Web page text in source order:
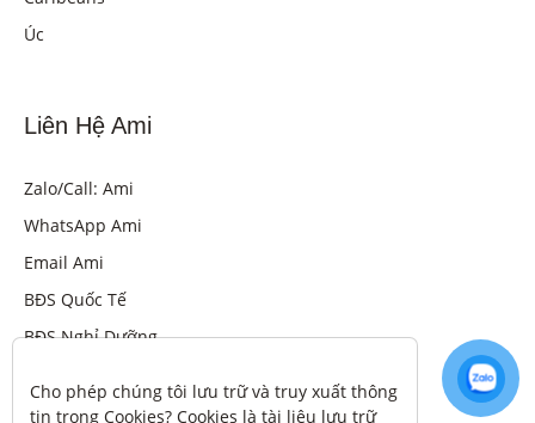
Úc
Liên Hệ Ami
Zalo/Call: Ami
WhatsApp Ami
Email Ami
BĐS Quốc Tế
BĐS Nghỉ Dưỡng
Cho phép chúng tôi lưu trữ và truy xuất thông
tin trong Cookies? Cookies là tài liệu lưu trữ